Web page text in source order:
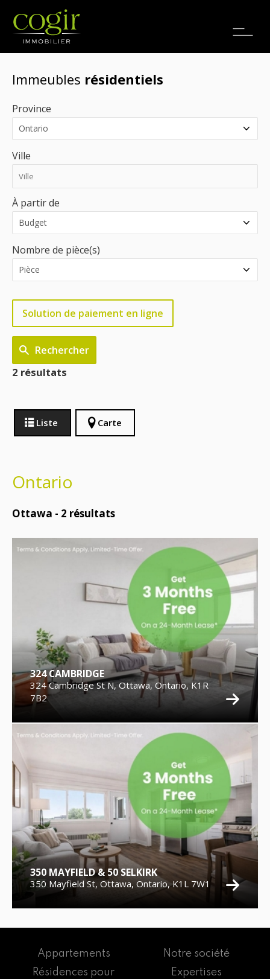
Emplois
Immeubles résidentiels
Province
Ville
À partir de
Nombre de pièce(s)
Solution de paiement en ligne
Rechercher
2 résultats
Liste Carte
Ontario
Ottawa - 2 résultats
324 CAMBRIDGE
324 Cambridge St N, Ottawa, Ontario, K1R
7B2
350 MAYFIELD & 50 SELKIRK
350 Mayfield St, Ottawa, Ontario, K1L 7W1
Appartements
Résidences pour
Notre société
Expertises